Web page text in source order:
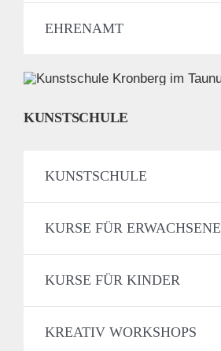
EHRENAMT
KUNSTSCHULE
KUNSTSCHULE
KURSE FÜR ERWACHSENE
KURSE FÜR KINDER
KREATIV WORKSHOPS